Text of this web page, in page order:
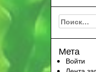
Найти:
Мета
Войти